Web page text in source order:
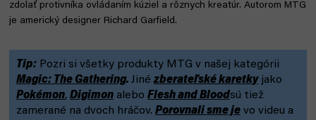
zdolať protivníka ovládaním kúziel a rôznych kreatúr. Autorom MTG
je americký designer Richard Garfield.
Tip: Pozri si všetky produkty MTG v našej kategórii
Magic: The Gathering. Jinézberateľské karetkyjako
Pokémon, Digimon alebo Flesh and Bloodsú tiež
zamerané na dvoch hráčov. Porovnali smeje vo videu a